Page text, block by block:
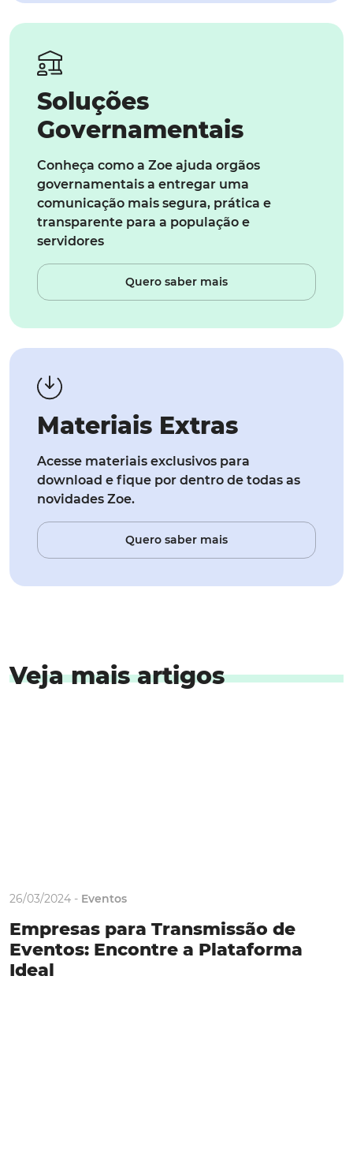
Soluções
Governamentais
Conheça como a Zoe ajuda orgãos
governamentais a entregar uma
comunicação mais segura, prática e
transparente para a população e
servidores
Quero saber mais
Materiais Extras
Acesse materiais exclusivos para
download e fique por dentro de todas as
novidades Zoe.
Quero saber mais
Veja mais artigos
26/03/2024 - Eventos
Empresas para Transmissão de
Eventos: Encontre a Plataforma
Ideal